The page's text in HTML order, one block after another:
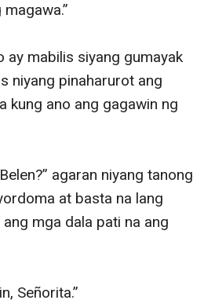
ay mabilis siyang gumayak
niyang pinaharurot ang
kung ano ang gagawin ng
agaran niyang tanong
at basta na lang
mga dala pati na ang
Señorita.”